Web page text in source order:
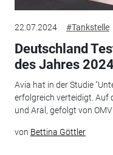
22.07.2024 #Tankstelle
Deutschland
des Jahres 2024
Avia hat in der Studie
erfolgreich verteidigt. Auf
und Aral, gefolgt von OMV
von Bettina Göttler